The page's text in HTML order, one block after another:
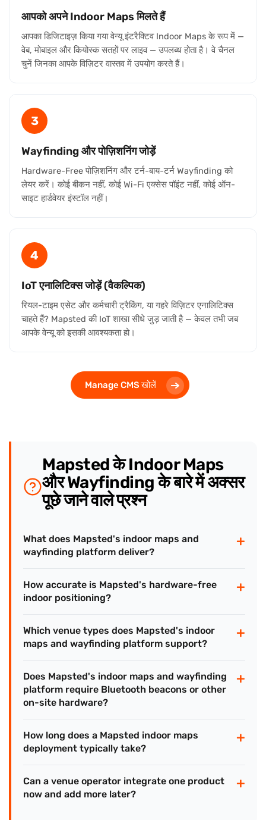
आपको अपने Indoor Maps मिलते हैं
आपका डिजिटाइज़ किया गया वेन्यू इंटरैक्टिव Indoor Maps के रूप में —
वेब, मोबाइल और कियोस्क सतहों पर लाइव — उपलब्ध होता है। वे चैनल
चुनें जिनका आपके विज़िटर वास्तव में उपयोग करते हैं।
3
Wayfinding और पोज़िशनिंग जोड़ें
Hardware-Free पोज़िशनिंग और टर्न-बाय-टर्न Wayfinding को
लेयर करें। कोई बीकन नहीं, कोई Wi-Fi एक्सेस पॉइंट नहीं, कोई ऑन-
साइट हार्डवेयर इंस्टॉल नहीं।
4
IoT एनालिटिक्स जोड़ें (वैकल्पिक)
रियल-टाइम एसेट और कर्मचारी ट्रैकिंग, या गहरे विज़िटर एनालिटिक्स
चाहते हैं? Mapsted की IoT शाखा सीधे जुड़ जाती है — केवल तभी जब
आपके वेन्यू को इसकी आवश्यकता हो।
Manage CMS खोलें
Mapsted के Indoor Maps
और Wayfinding के बारे में अक्सर
पूछे जाने वाले प्रश्न
What does Mapsted's indoor maps and
wayfinding platform deliver?
+
How accurate is Mapsted's hardware-free
indoor positioning?
+
Which venue types does Mapsted's indoor
maps and wayfinding platform support?
+
Does Mapsted's indoor maps and wayfinding
platform require Bluetooth beacons or other
on-site hardware?
+
How long does a Mapsted indoor maps
deployment typically take?
+
Can a venue operator integrate one product
now and add more later?
+